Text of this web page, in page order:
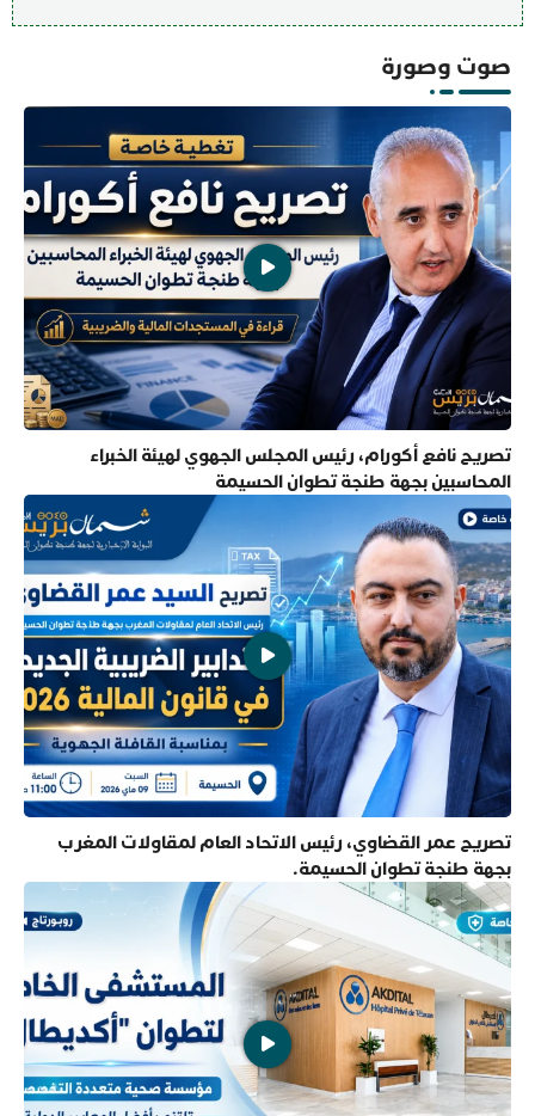
صوت وصورة
تصريح نافع أكورام، رئيس المجلس الجهوي لهيئة الخبراء
المحاسبين بجهة طنجة تطوان الحسيمة
تصريح عمر القضاوي، رئيس الاتحاد العام لمقاولات المغرب
بجهة طنجة تطوان الحسيمة.